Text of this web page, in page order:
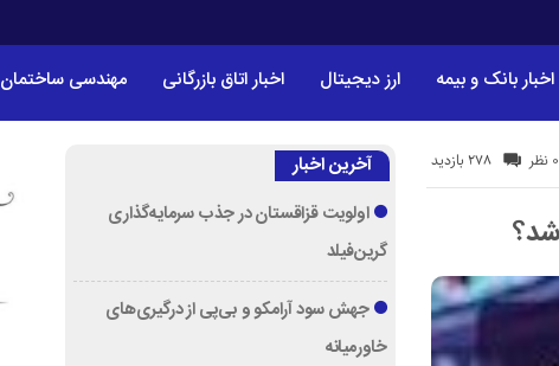
اخبار بانک و بیمه ارز دیجیتال اخبار اتاق بازرگانی مهندسی ساختمان
278 بازدید 0 نظر آخرین اخبار
اولویت قزاقستان در جذب سرمایه‌گذاری
گرین‌فیلد
جهش سود آرامکو و بی‌پی از درگیری‌های
خاورمیانه